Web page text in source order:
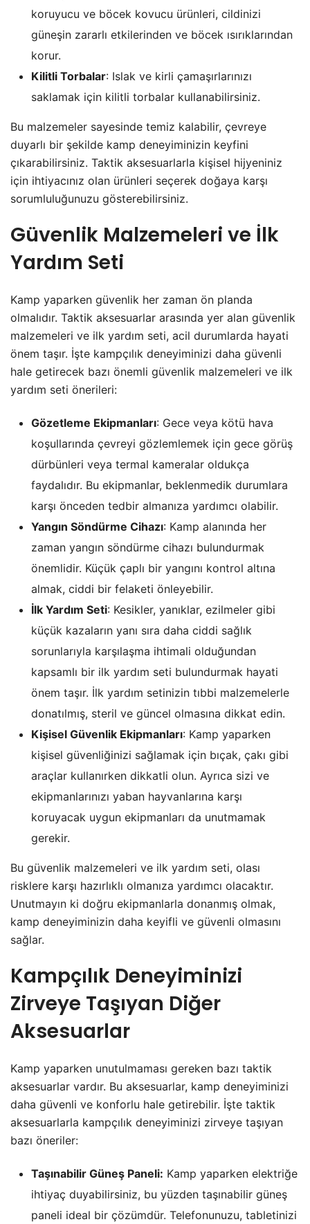
koruyucu ve böcek kovucu ürünleri, cildinizi
güneşin zararlı etkilerinden ve böcek ısırıklarından
korur.
Kilitli Torbalar: Islak ve kirli çamaşırlarınızı
saklamak için kilitli torbalar kullanabilirsiniz.
Bu malzemeler sayesinde temiz kalabilir, çevreye
duyarlı bir şekilde kamp deneyiminizin keyfini
çıkarabilirsiniz. Taktik aksesuarlarla kişisel hijyeniniz
için ihtiyacınız olan ürünleri seçerek doğaya karşı
sorumluluğunuzu gösterebilirsiniz.
Güvenlik Malzemeleri ve İlk
Yardım Seti
Kamp yaparken güvenlik her zaman ön planda
olmalıdır. Taktik aksesuarlar arasında yer alan güvenlik
malzemeleri ve ilk yardım seti, acil durumlarda hayati
önem taşır. İşte kampçılık deneyiminizi daha güvenli
hale getirecek bazı önemli güvenlik malzemeleri ve ilk
yardım seti önerileri:
Gözetleme Ekipmanları: Gece veya kötü hava
koşullarında çevreyi gözlemlemek için gece görüş
dürbünleri veya termal kameralar oldukça
faydalıdır. Bu ekipmanlar, beklenmedik durumlara
karşı önceden tedbir almanıza yardımcı olabilir.
Yangın Söndürme Cihazı: Kamp alanında her
zaman yangın söndürme cihazı bulundurmak
önemlidir. Küçük çaplı bir yangını kontrol altına
almak, ciddi bir felaketi önleyebilir.
İlk Yardım Seti: Kesikler, yanıklar, ezilmeler gibi
küçük kazaların yanı sıra daha ciddi sağlık
sorunlarıyla karşılaşma ihtimali olduğundan
kapsamlı bir ilk yardım seti bulundurmak hayati
önem taşır. İlk yardım setinizin tıbbi malzemelerle
donatılmış, steril ve güncel olmasına dikkat edin.
Kişisel Güvenlik Ekipmanları: Kamp yaparken
kişisel güvenliğinizi sağlamak için bıçak, çakı gibi
araçlar kullanırken dikkatli olun. Ayrıca sizi ve
ekipmanlarınızı yaban hayvanlarına karşı
koruyacak uygun ekipmanları da unutmamak
gerekir.
Bu güvenlik malzemeleri ve ilk yardım seti, olası
risklere karşı hazırlıklı olmanıza yardımcı olacaktır.
Unutmayın ki doğru ekipmanlarla donanmış olmak,
kamp deneyiminizin daha keyifli ve güvenli olmasını
sağlar.
Kampçılık Deneyiminizi
Zirveye Taşıyan Diğer
Aksesuarlar
Kamp yaparken unutulmaması gereken bazı taktik
aksesuarlar vardır. Bu aksesuarlar, kamp deneyiminizi
daha güvenli ve konforlu hale getirebilir. İşte taktik
aksesuarlarla kampçılık deneyiminizi zirveye taşıyan
bazı öneriler:
Taşınabilir Güneş Paneli: Kamp yaparken elektriğe
ihtiyaç duyabilirsiniz, bu yüzden taşınabilir güneş
paneli ideal bir çözümdür. Telefonunuzu, tabletinizi